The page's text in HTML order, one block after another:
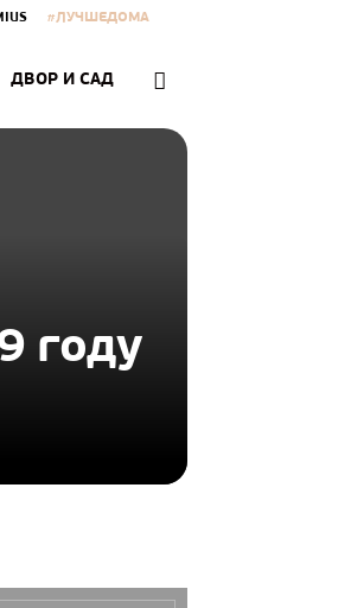
#ЛУЧШЕДОМА
ДВОР И САД
году